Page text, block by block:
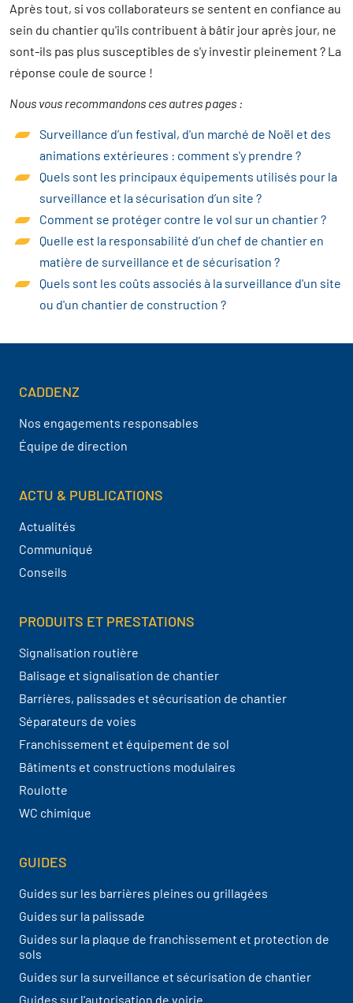
Après tout, si vos collaborateurs se sentent en confiance au
sein du chantier qu'ils contribuent à bâtir jour après jour, ne
sont-ils pas plus susceptibles de s'y investir pleinement ? La
réponse coule de source !
Nous vous recommandons ces autres pages :
Surveillance d’un festival, d'un marché de Noël et des
animations extérieures : comment s'y prendre ?
Quels sont les principaux équipements utilisés pour la
surveillance et la sécurisation d’un site ?
Comment se protéger contre le vol sur un chantier ?
Quelle est la responsabilité d’un chef de chantier en
matière de surveillance et de sécurisation ?
Quels sont les coûts associés à la surveillance d'un site
ou d'un chantier de construction ?
Navigation pied de page
CADDENZ
Nos engagements responsables
Équipe de direction
ACTU & PUBLICATIONS
Actualités
Communiqué
Conseils
PRODUITS ET PRESTATIONS
Signalisation routière
Balisage et signalisation de chantier
Barrières, palissades et sécurisation de chantier
Séparateurs de voies
Franchissement et équipement de sol
Bâtiments et constructions modulaires
Roulotte
WC chimique
GUIDES
Guides sur les barrières pleines ou grillagées
Guides sur la palissade
Guides sur la plaque de franchissement et protection de
sols
Guides sur la surveillance et sécurisation de chantier
Guides sur l'autorisation de voirie